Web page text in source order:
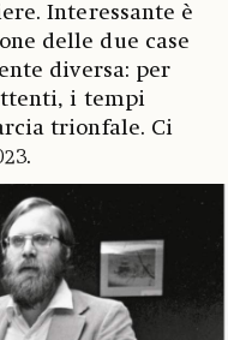
Interessante è
delle due case
diversa: per
i tempi
trionfale. Ci